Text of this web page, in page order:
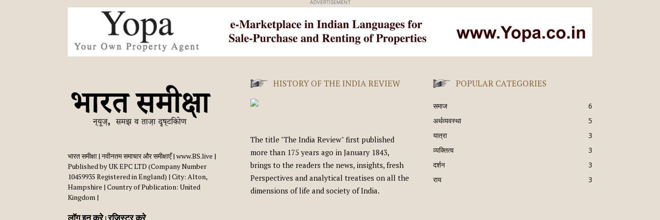
ADVERTISEMENT
भारत समीक्षा | नवीनतम समाचार और समीक्षाएँ | www.BS.live |
Published by UK EPC LTD (Company Number
10459935 Registered in England) | City: Alton,
Hampshire | Country of Publication: United
Kingdom |
HISTORY OF THE INDIA REVIEW
The title "The India Review" first published
more than 175 years ago in January 1843,
brings to the readers the news, insights, fresh
Perspectives and analytical treatises on all the
dimensions of life and society of India.
POPULAR CATEGORIES
समाज
6
अर्थव्यवस्था
5
यात्रा
3
व्यक्तित्व
3
दर्शन
3
राय
3